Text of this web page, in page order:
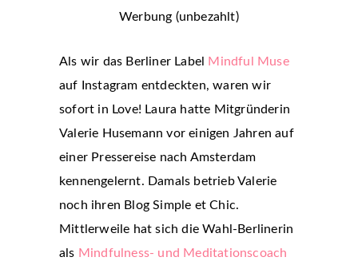
Werbung (unbezahlt)
Als wir das Berliner Label
Mindful Muse
auf Instagram entdeckten, waren wir
sofort in Love! Laura hatte Mitgründerin
Valerie Husemann vor einigen Jahren auf
einer Pressereise nach Amsterdam
kennengelernt. Damals betrieb Valerie
noch ihren Blog Simple et Chic.
Mittlerweile hat sich die Wahl-Berlinerin
als Mindfulness- und Meditationscoach